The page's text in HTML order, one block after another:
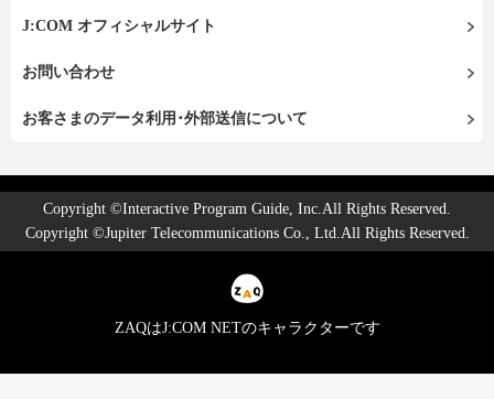
J:COM オフィシャルサイト
お問い合わせ
お客さまのデータ利用･外部送信について
Copyright ©Interactive Program Guide, Inc.All Rights Reserved.
Copyright ©Jupiter Telecommunications Co., Ltd.All Rights Reserved.
ZAQはJ:COM NETのキャラクターです